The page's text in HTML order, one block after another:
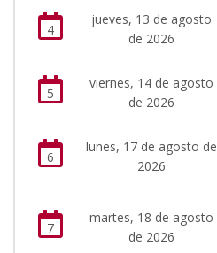
4
jueves, 13 de agosto
de 2026
5
viernes, 14 de agosto
de 2026
6
lunes, 17 de agosto de
2026
7
martes, 18 de agosto
de 2026